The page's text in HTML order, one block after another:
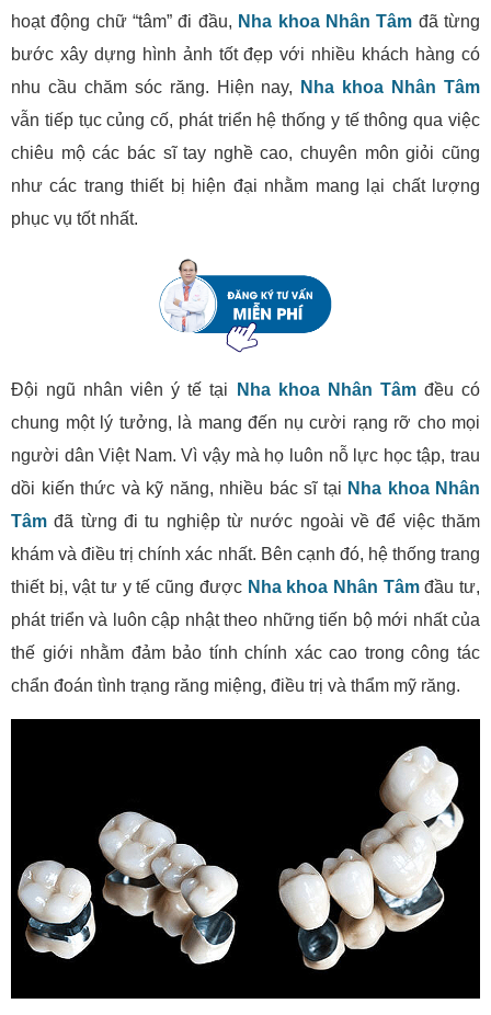
hoạt động chữ “tâm” đi đầu, Nha khoa Nhân Tâm đã từng
bước xây dựng hình ảnh tốt đẹp với nhiều khách hàng có
nhu cầu chăm sóc răng. Hiện nay,
Nha khoa Nhân Tâm
vẫn tiếp tục củng cố, phát triển hệ thống y tế thông qua việc
chiêu mộ các bác sĩ tay nghề cao, chuyên môn giỏi cũng
như các trang thiết bị hiện đại nhằm mang lại chất lượng
phục vụ tốt nhất.
Đội ngũ nhân viên ý tế tại Nha khoa Nhân Tâmđều có
chung một lý tưởng, là mang đến nụ cười rạng rỡ cho mọi
người dân Việt Nam. Vì vậy mà họ luôn nỗ lực học tập, trau
dồi kiến thức và kỹ năng, nhiều bác sĩ tại Nha khoa Nhân
Tâm đã từng đi tu nghiệp từ nước ngoài về để việc thăm
khám và điều trị chính xác nhất. Bên cạnh đó, hệ thống trang
thiết bị, vật tư y tế cũng được Nha khoa Nhân Tâmđầu tư,
phát triển và luôn cập nhật theo những tiến bộ mới nhất của
thế giới nhằm đảm bảo tính chính xác cao trong công tác
chẩn đoán tình trạng răng miệng, điều trị và thẩm mỹ răng.